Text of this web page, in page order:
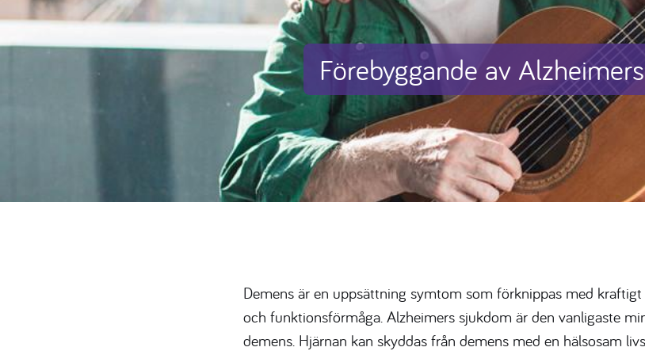
Förebyggande av
Demens är en uppsättning symtom som förknippas med
och funktionsförmåga. Alzheimers sjukdom är den vanligaste
demens. Hjärnan kan skyddas från demens med en hälsosam